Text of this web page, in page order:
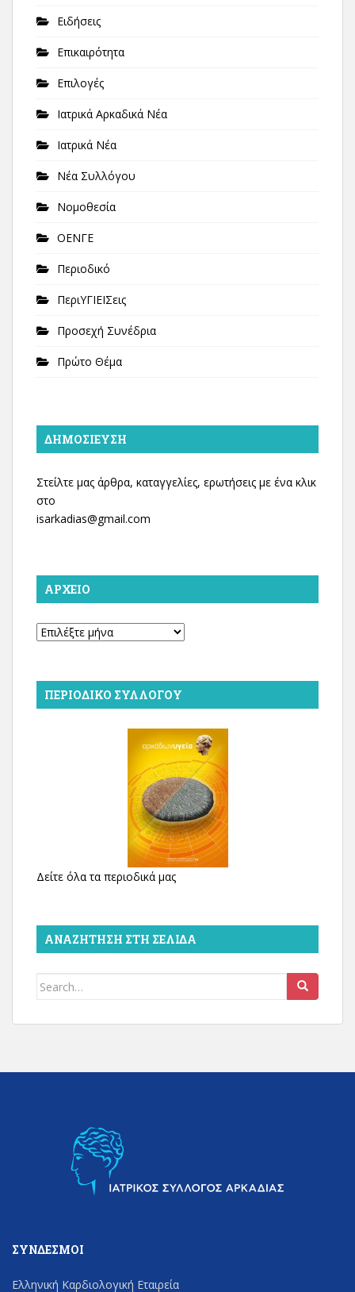
Ειδήσεις
Επικαιρότητα
Επιλογές
Ιατρικά Αρκαδικά Νέα
Ιατρικά Νέα
Νέα Συλλόγου
Νομοθεσία
ΟΕΝΓΕ
Περιοδικό
ΠεριΥΓΙΕΙΣεις
Προσεχή Συνέδρια
Πρώτο Θέμα
ΔΗΜΟΣΊΕΥΣΗ
Στείλτε μας άρθρα, καταγγελίες, ερωτήσεις με ένα κλικ
στο
isarkadias@gmail.com
ΑΡΧΕΊΟ
Αρχείο
ΠΕΡΙΟΔΙΚΌ ΣΥΛΛΌΓΟΥ
Δείτε όλα τα περιοδικά μας
ΑΝΑΖΉΤΗΣΗ ΣΤΗ ΣΕΛΊΔΑ
Search
ΣΎΝΔΕΣΜΟΙ
Ελληνική Καρδιολογική Εταιρεία